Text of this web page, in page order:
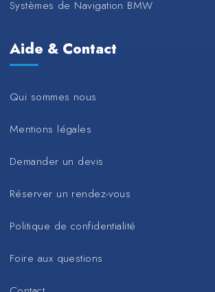
Systèmes de Navigation BMW
Aide & Contact
Qui sommes nous
Mentions légales
Demander un devis
Réserver un rendez-vous
Politique de confidentialité
Foire aux questions